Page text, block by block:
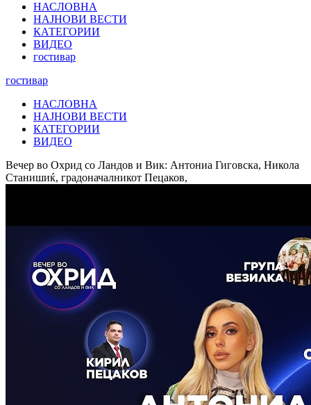
НАСЛОВНА
НАЈНОВИ ВЕСТИ
КАТЕГОРИИ
ВИДЕО
гостивар
гостивар
НАСЛОВНА
НАЈНОВИ ВЕСТИ
КАТЕГОРИИ
ВИДЕО
Вечер во Охрид со Ландов и Вик: Антониа Гиговска, Никола
Станишиќ, градоначалникот Пецаков,